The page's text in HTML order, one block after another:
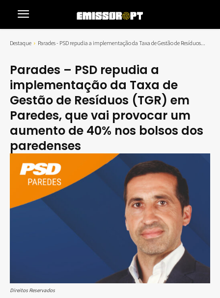
Destaque Parades - PSD repudia a implementação da Taxa de Gestão de Resíduos...
Parades – PSD repudia a
implementação da Taxa de
Gestão de Resíduos (TGR) em
Paredes, que vai provocar um
aumento de 40% nos bolsos dos
paredenses
Direitos Reservados